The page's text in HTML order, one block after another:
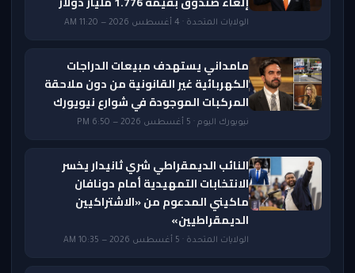
الولايات المتحدة · 4 أغسطس 2026 — 11:20 AM
مامداني يستهدف مبيعات الدراجات
الكهربائية غير القانونية من دون ملاحقة
المركبات الموجودة في شوارع نيويورك
نيويورك اليوم · 5 أغسطس 2026 — 6:50 PM
النائب الديمقراطي شري ثانيدار يخسر
الانتخابات التمهيدية أمام دونافان
ماكيني المدعوم من «الاشتراكيين
الديمقراطيين»
الولايات المتحدة · 5 أغسطس 2026 — 10:35 AM